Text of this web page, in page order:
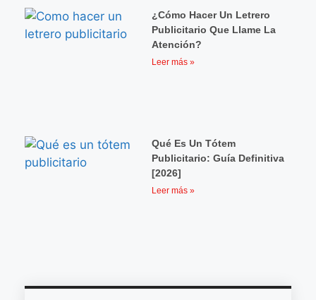
¿Cómo Hacer Un Letrero
Publicitario Que Llame La
Atención?
Leer más »
Qué Es Un Tótem
Publicitario: Guía Definitiva
[2026]
Leer más »